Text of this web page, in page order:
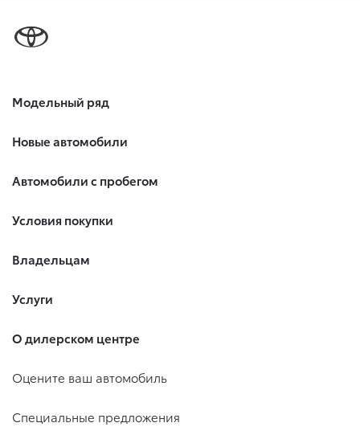
Модельный ряд
Новые автомобили
Автомобили с пробегом
Условия покупки
Владельцам
Услуги
О дилерском центре
Оцените ваш автомобиль
Специальные предложения